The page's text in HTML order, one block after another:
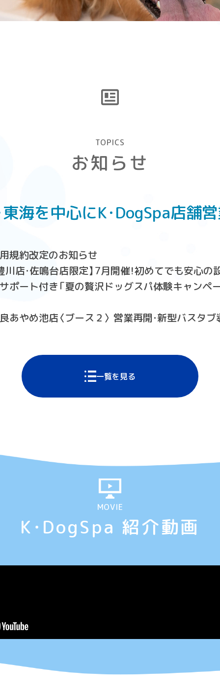
TOPICS
お知らせ
東海を中心にK･DogSpa店舗営
規約改定のお知らせ
川店・佐鳴台店限定】7月開催！初めてでも安心
ポート付き「夏の贅沢ドッグスパ体験キャンペ
あやめ池店〈ブース２〉 営業再開・新型バスタ
一覧を見る
MOVIE
K・DogSpa 紹介動画